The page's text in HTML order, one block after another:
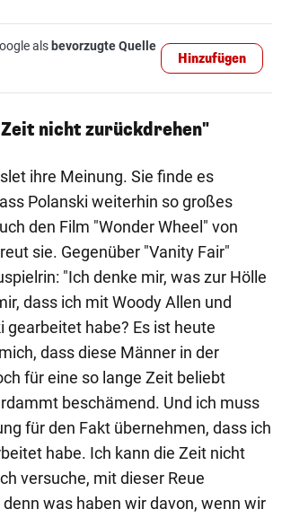
als bevorzugte Quelle
Hinzufügen
nicht zurückdrehen"
ihre Meinung. Sie finde es
Polanski weiterhin so großes
den Film "Wonder Wheel" von
sie. Gegenüber "Vanity Fair"
"Ich denke mir, was zur Hölle
dass ich mit Woody Allen und
gearbeitet habe? Es ist heute
dass diese Männer in der
für eine so lange Zeit beliebt
beschämend. Und ich muss
für den Fakt übernehmen, dass ich
habe. Ich kann die Zeit nicht
versuche, mit dieser Reue
was haben wir davon, wenn wir